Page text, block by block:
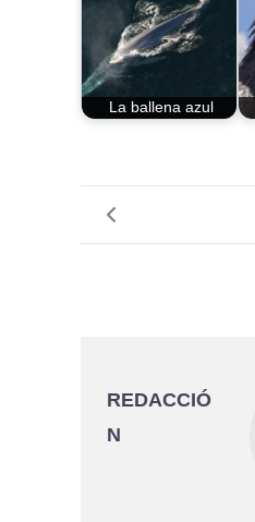
La ballena azul
REDACCIÓ
N